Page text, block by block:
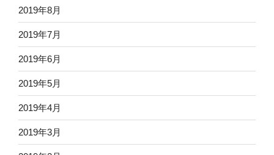
2019年8月
2019年7月
2019年6月
2019年5月
2019年4月
2019年3月